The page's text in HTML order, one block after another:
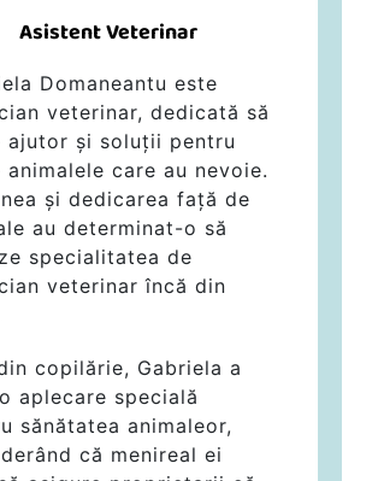
Asistent Veterinar
Domaneantu este
veterinar, dedicată să
ajutor și soluții pentru
care au nevoie.
și dedicarea față de
au determinat-o să
specialitatea de
veterinar încă din
copilărie, Gabriela a
aplecare specială
sănătatea animaleor,
că menireal ei